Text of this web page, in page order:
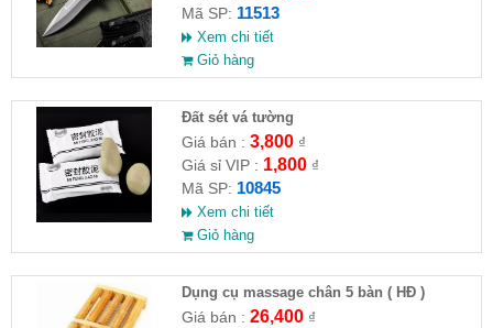
Mã SP: 11513
Xem chi tiết
Giỏ hàng
Đất sét vá tường
Giá bán : 3,800₫
Giá sỉ VIP : 1,800₫
Mã SP: 10845
Xem chi tiết
Giỏ hàng
Dụng cụ massage chân 5 bàn ( HĐ )
Giá bán : 26,400₫